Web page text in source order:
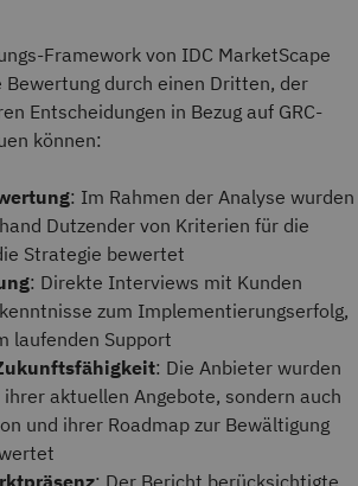
Framework von IDC MarketScape
durch einen Dritten, der
Entscheidungen in Bezug auf GRC-
können:
: Im Rahmen der Analyse wurden
Dutzender von Kriterien für die
Strategie bewertet
: Direkte Interviews mit Kunden
zum Implementierungserfolg,
laufenden Support
: Die Anbieter wurden
aktuellen Angebote, sondern auch
und ihrer Roadmap zur Bewältigung
: Der Bericht berücksichtigte